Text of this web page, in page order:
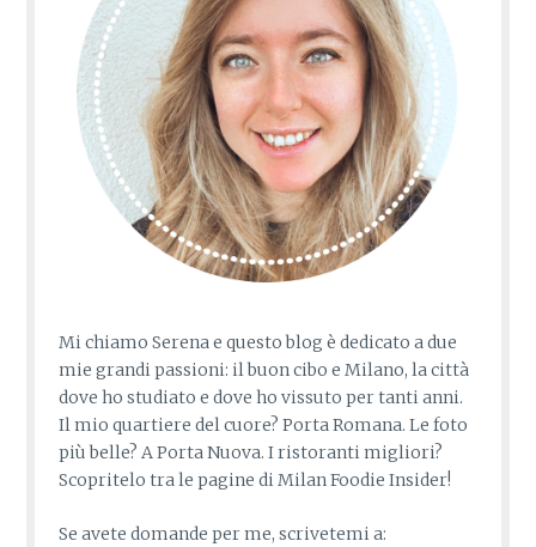
Mi chiamo Serena e questo blog è dedicato a due
mie grandi passioni: il buon cibo e Milano, la città
dove ho studiato e dove ho vissuto per tanti anni.
Il mio quartiere del cuore? Porta Romana. Le foto
più belle? A Porta Nuova. I ristoranti migliori?
Scopritelo tra le pagine di Milan Foodie Insider!
Se avete domande per me, scrivetemi a: